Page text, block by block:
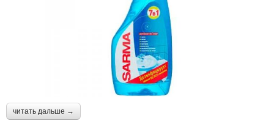
читать дальше →